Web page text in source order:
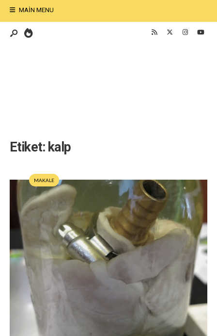
MAIN MENU
Etiket: kalp
MAKALE